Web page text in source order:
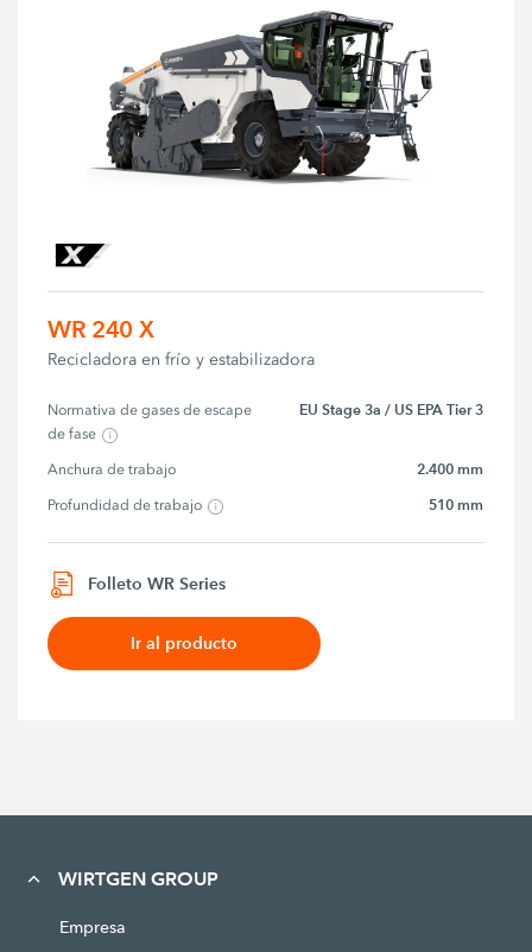
WR 240 X
Recicladora en frío y estabilizadora
Normativa de gases de escape
de fase
EU Stage 3a / US EPA Tier 3
Anchura de trabajo 2.400 mm
Profundidad de trabajo 510 mm
Folleto WR Series
Ir al producto
WIRTGEN GROUP
Empresa